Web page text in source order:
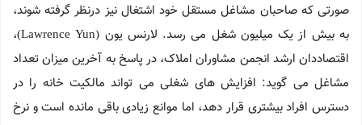
صورتی که صاحبان مشاغل مستقل خود اشتغال نیز درنظر گرفته شوند،
به بیش از یک میلیون شغل می رسد. لارنس یون (Lawrence Yun)،
اقتصاددان ارشد انجمن مشاوران املاک، در پاسخ به آخرین میزان تعداد
مشاغل می گوید: افزایش های شغلی می تواند مالکیت خانه را در
دسترس افراد بیشتری قرار دهد، اما موانع زیادی باقی مانده است و نرخ